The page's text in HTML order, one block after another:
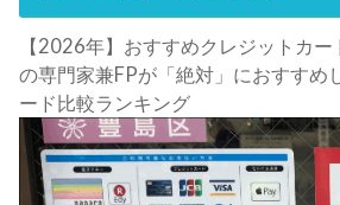
【2026年】おすすめクレジットカ
の専門家兼FPが「絶対」におすすめ
ード比較ランキング